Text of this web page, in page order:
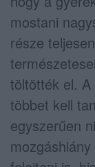
mostani
része
töltötték el.
többet kell
egyszerűen